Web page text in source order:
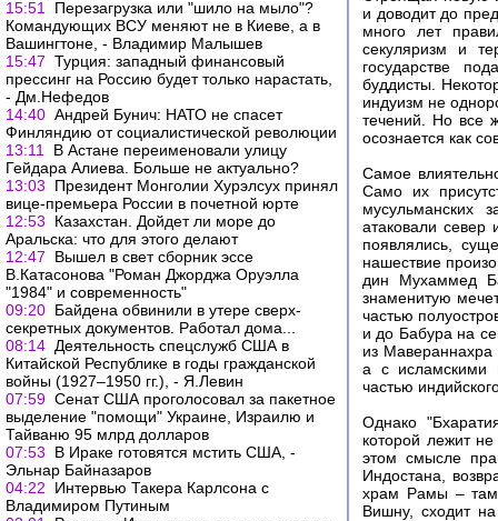
15:51
Перезагрузка или "шило на мыло"?
Командующих ВСУ меняют не в Киеве, а в
Вашингтоне, - Владимир Малышев
15:47 Турция: западный финансовый
прессинг на Россию будет только нарастать,
- Дм.Нефедов
14:40 Андрей Бунич: НАТО не спасет
Финляндию от социалистической революции
13:11
В Астане переименовали улицу
Гейдара Алиева. Больше не актуально?
13:03
Президент Монголии Хурэлсух принял
вице-премьера России в почетной юрте
12:53
Казахстан. Дойдет ли море до
Аральска: что для этого делают
12:47
Вышел в свет сборник эссе
В.Катасонова "Роман Джорджа Оруэлла
"1984" и современность"
09:20 Байдена обвинили в утере сверх-
секретных документов. Работал дома...
08:14 Деятельность спецслужб США в
Китайской Республике в годы гражданской
войны (1927–1950 гг.), - Я.Левин
07:59 Сенат США проголосовал за пакетное
выделение "помощи" Украине, Израилю и
Тайваню 95 млрд долларов
07:53
В Ираке готовятся мстить США, -
Эльнар Байназаров
04:22
Интервью Такера Карлсона с
Владимиром Путиным
и доводит до
много лет
секуляризм и
государстве
буддисты.
индуизм не
течений. Но все
осознается как
Самое
Само их
мусульманских
атаковали север
появлялись,
нашествие
дин Мухаммед
знаменитую
частью
и до Бабура на
из
а с исламскими
частью
Однако
которой лежит
этом смысле
Индостана,
храм Рамы – там,
Вишну, сходит